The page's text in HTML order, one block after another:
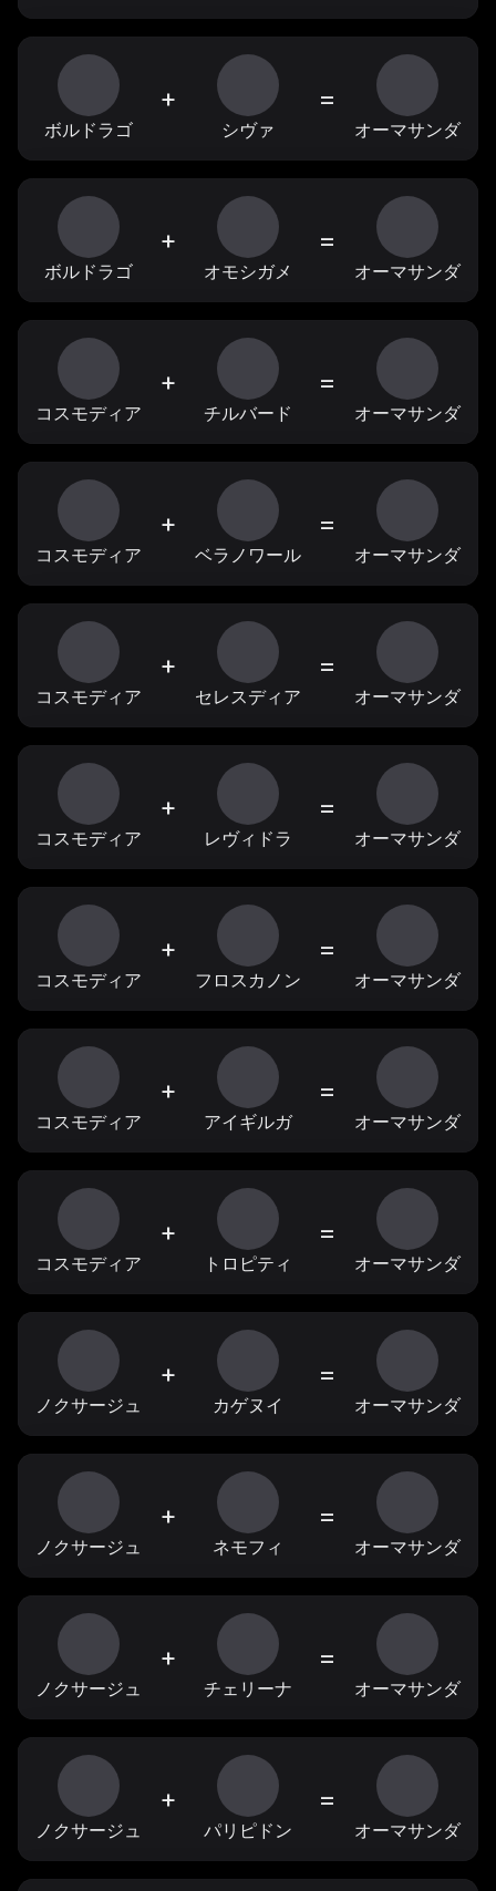
ボルドラゴ
+
シヴァ
=
オーマサンダ
ボルドラゴ
+
オモシガメ
=
オーマサンダ
コスモディア
+
チルバード
=
オーマサンダ
コスモディア
+
ベラノワール
=
オーマサンダ
コスモディア
+
セレスディア
=
オーマサンダ
コスモディア
+
レヴィドラ
=
オーマサンダ
コスモディア
+
フロスカノン
=
オーマサンダ
コスモディア
+
アイギルガ
=
オーマサンダ
コスモディア
+
トロピティ
=
オーマサンダ
ノクサージュ
+
カゲヌイ
=
オーマサンダ
ノクサージュ
+
ネモフィ
=
オーマサンダ
ノクサージュ
+
チェリーナ
=
オーマサンダ
ノクサージュ
+
パリピドン
=
オーマサンダ